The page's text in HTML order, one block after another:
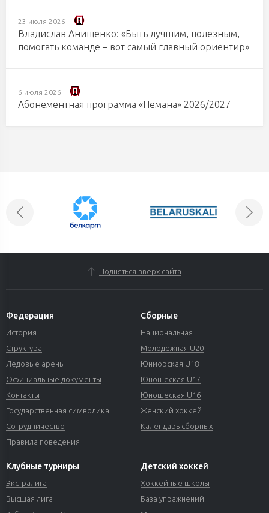
23 июля 2026
Владислав Анищенко: «Быть лучшим, полезным,
помогать команде – вот самый главный ориентир»
6 июля 2026
Абонементная программа «Немана» 2026/2027
Подняться вверх сайта
Федерация
История
Структура
Ледовые арены
Официальные документы
Контакты
Государственная символика
Сотрудничество
Правила поведения
Сборные
Национальная
Молодежная U20
Юниорская U18
Юношеская U17
Юношеская U16
Женский хоккей
Календарь сборных
Клубные турниры
Экстралига
Высшая лига
Детский хоккей
Хоккейные школы
База упражнений